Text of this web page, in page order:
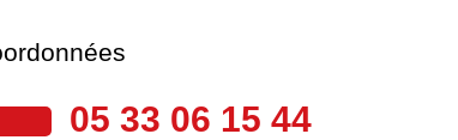
05 33 06 15 44